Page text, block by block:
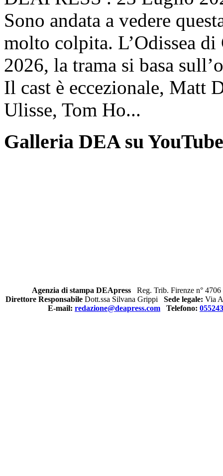
Sono andata a vedere
molto colpita. L’Odissea
2026, la trama si basa
Il cast è eccezionale, Matt
Ulisse, Tom Ho...
Galleria DEA su YouTube
Agenzia di stampa DEApress Reg. Trib. Firenze n° 4706
Direttore Responsabile Dott.ssa Silvana Grippi Sede legale: Via
E-mail: redazione@deapress.com Telefono: